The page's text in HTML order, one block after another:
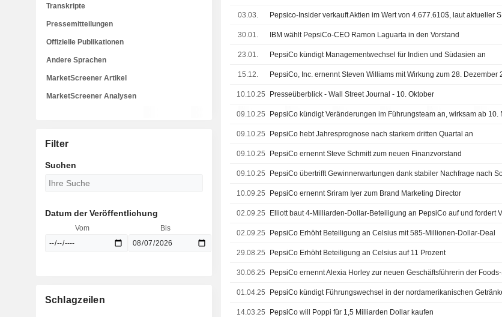
03.03.
30.01. IBM wählt PepsiCo-CEO Ramon Laguarta in den Vorstand
23.01. PepsiCo kündigt Managementwechsel für Indien und Südasien an
15.12.
10.10.25 Presseüberblick - Wall Street Journal - 10. Oktober
09.10.25
09.10.25 PepsiCo hebt Jahresprognose nach starkem dritten Quartal an
09.10.25 PepsiCo ernennt Steve Schmitt zum neuen Finanzvorstand
09.10.25
10.09.25 PepsiCo ernennt Sriram Iyer zum Brand Marketing Director
02.09.25
02.09.25 PepsiCo Erhöht Beteiligung an Celsius mit 585-Millionen-Dollar-Deal
29.08.25 PepsiCo Erhöht Beteiligung an Celsius auf 11 Prozent
30.06.25
01.04.25
14.03.25 PepsiCo will Poppi für 1,5 Milliarden Dollar kaufen
Transkripte
Pressemitteilungen
Offizielle Publikationen
Andere Sprachen
MarketScreener Artikel
MarketScreener Analysen
Filter
Suchen
Datum der Veröffentlichung
Vom Bis
Schlagzeilen